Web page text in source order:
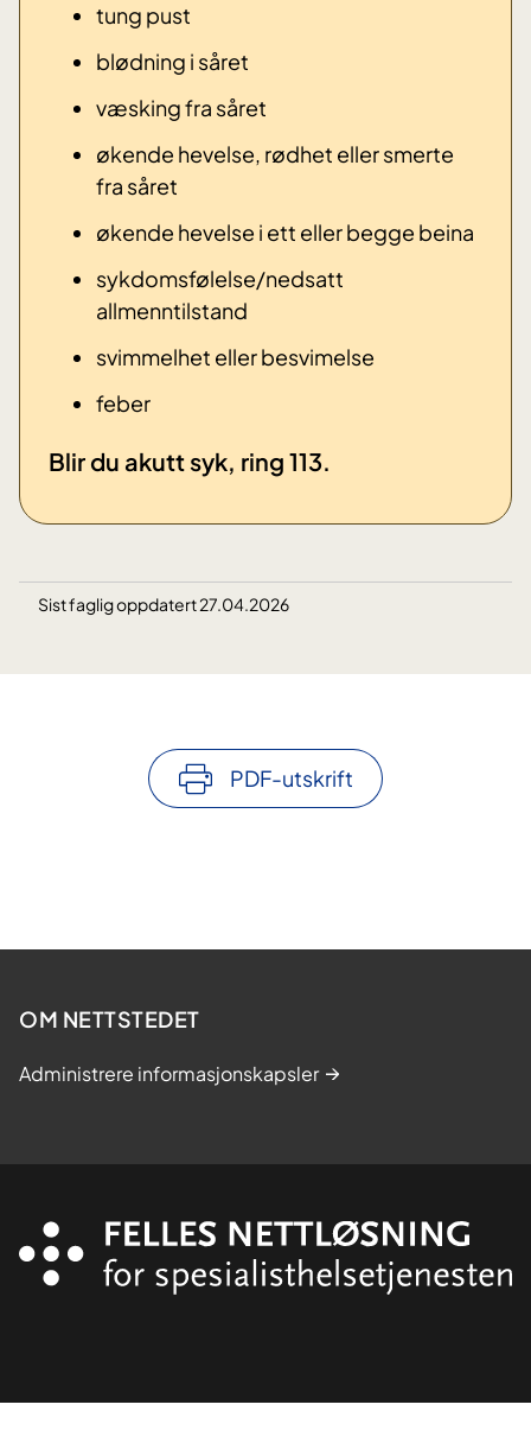
tung pust
blødning i såret
væsking fra såret
økende hevelse, rødhet eller smerte
fra såret
økende hevelse i ett eller begge beina
sykdomsfølelse/nedsatt
allmenntilstand
svimmelhet eller besvimelse
​feber
​Blir du akutt syk, ring 113.
Sist faglig oppdatert 27.04.2026
PDF-utskrift
OM NETTSTEDET
Administrere informasjonskapsler
Organisasjon